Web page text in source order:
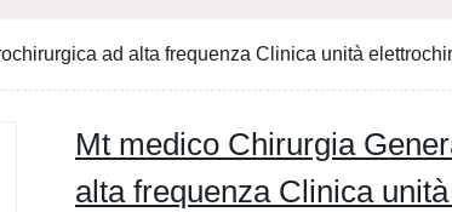
ad alta frequenza Clinica unità
Mt medico Chirurgia
alta frequenza Clinica